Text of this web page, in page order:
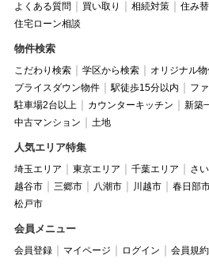
よくある質問
買い取り 相続対策 住み替
住宅ローン相談
物件検索
こだわり検索 学区から検索 オリジナル
プライスダウン物件
駅徒歩15分以内
フ
駐車場2台以上
カウンターキッチン 新築
中古マンション
土地
人気エリア特集
埼玉エリア 東京エリア 千葉エリア さ
越谷市
三郷市 八潮市 川越市 春日部
松戸市
会員メニュー
会員登録 マイページ ログイン 会員規約